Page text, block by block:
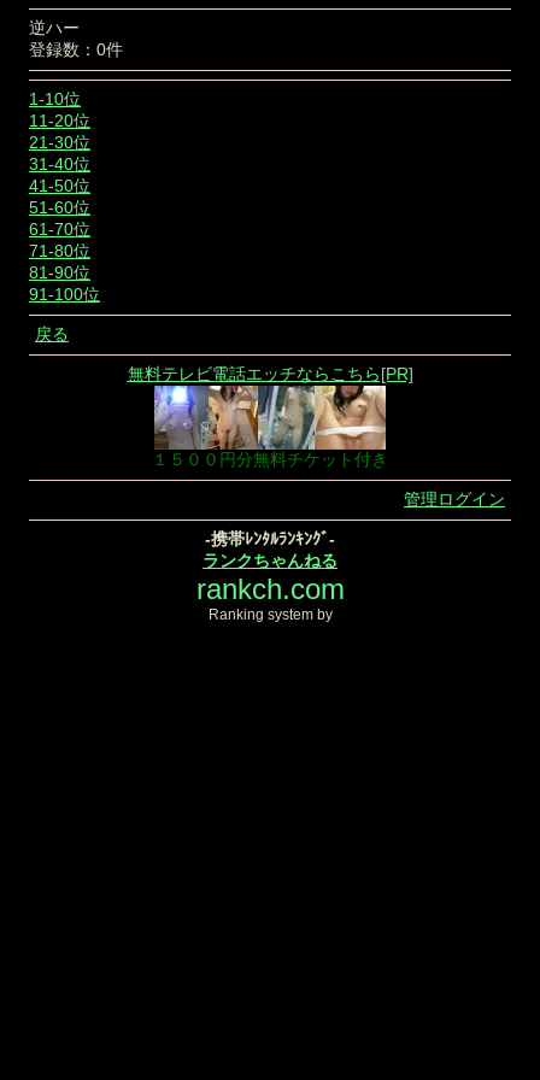
逆ハー
登録数：0件
1-10位
11-20位
21-30位
31-40位
41-50位
51-60位
61-70位
71-80位
81-90位
91-100位
戻る
無料テレビ電話エッチならこちら[PR]
１５００円分無料チケット付き
管理ログイン
-携帯ﾚﾝﾀﾙﾗﾝｷﾝｸﾞ-
ランクちゃんねる
rankch.com
Ranking system by